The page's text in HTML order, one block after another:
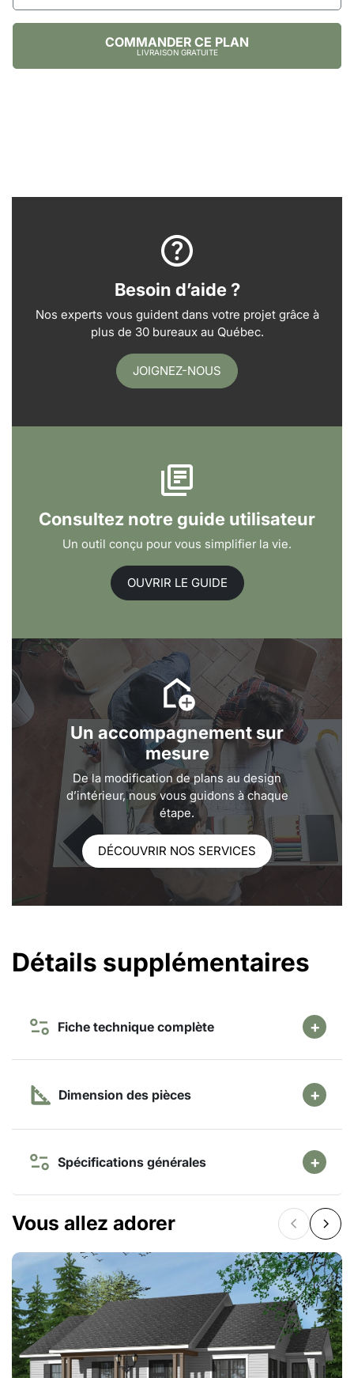
COMMANDER CE PLAN
LIVRAISON GRATUITE
Besoin d’aide ?
Nos experts vous guident dans votre projet grâce à
plus de 30 bureaux au Québec.
JOIGNEZ-NOUS
Consultez notre guide utilisateur
Un outil conçu pour vous simplifier la vie.
OUVRIR LE GUIDE
Un accompagnement sur
mesure
De la modification de plans au design
d’intérieur, nous vous guidons à chaque
étape.
DÉCOUVRIR NOS SERVICES
Détails supplémentaires
Fiche technique complète
Dimension des pièces
Spécifications générales
Vous allez adorer